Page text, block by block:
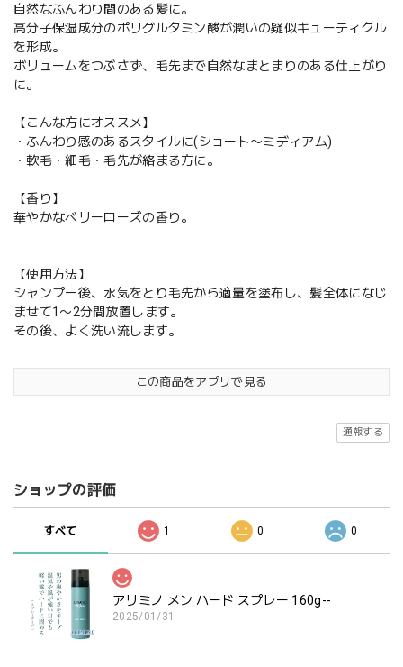
自然なふんわり間のある髪に。
高分子保湿成分のポリグルタミン酸が潤いの疑似キューティクル
を形成。
ボリュームをつぶさず、毛先まで自然なまとまりのある仕上がり
に。
【こんな方にオススメ】
・ふんわり感のあるスタイルに(ショート〜ミディアム)
・軟毛・細毛・毛先が絡まる方に。
【香り】
華やかなベリーローズの香り。
【使用方法】
シャンプー後、水気をとり毛先から適量を塗布し、髪全体になじ
ませて1〜2分間放置します。
その後、よく洗い流します。
この商品をアプリで見る
通報する
ショップの評価
すべて 1 0 0
アリミノ メン ハード スプレー 160g--
2025/01/31